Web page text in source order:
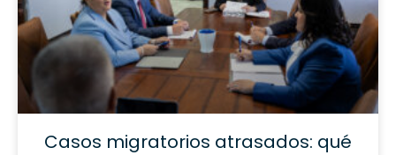
Casos migratorios atrasados: qué